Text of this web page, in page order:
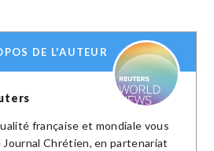
DE L'AUTEUR
française et mondiale vous
Chrétien, en partenariat